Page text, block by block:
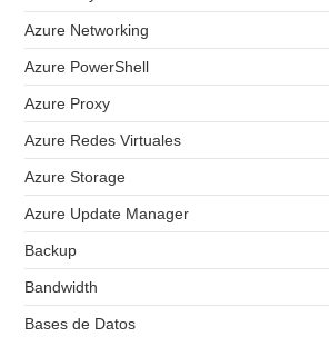
Azure Networking
Azure PowerShell
Azure Proxy
Azure Redes Virtuales
Azure Storage
Azure Update Manager
Backup
Bandwidth
Bases de Datos